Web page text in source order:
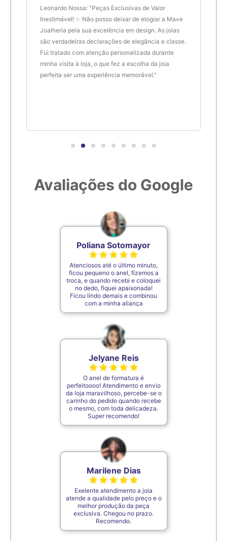
do diamante natural, ela tem uma série de aplicações na
gemologia, desde anéis de noivado até joias e relógios de
moda. A CZ também é frequentemente usada em pesquisas
científicas como um substituto do diamante em
experimentos.
6,2cm 22
6,3cm 23
6,4cm 24
6,8cm 28
7,1cm 31
7,5cm 35
De acordo com o padrão ABNT
Leonardo Nossa: "Peças Exclusivas de Valor
Inestimável! ✨ Não posso deixar de elogiar a Mave
Joalheria pela sua excelência em design. As joias
são verdadeiras declarações de elegância e classe.
Fui tratado com atenção personalizada durante
minha visita à loja, o que fez a escolha da joia
perfeita ser uma experiência memorável."
Avaliações do Google
Poliana Sotomayor
Atenciosos até o último minuto,
ficou pequeno o anel, fizemos a
troca, e quando recebi e coloquei
no dedo, fiquei apaixonada!
Ficou lindo demais e combinou
com a minha aliança
Jelyane Reis
O anel de formatura é
perfeitoooo! Atendimento e envio
da loja maravilhoso, percebe-se o
carinho do pedido quando recebe
o mesmo, com toda delicadeza.
Super recomendo!
Marilene Dias
Exelente atendimento a joia
atende a qualidade pelo preço e o
melhor produção da peça
exclusiva. Chegou no prazo.
Recomendo.